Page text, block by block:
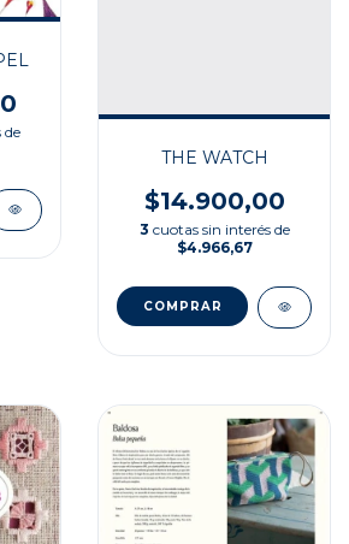
de
THE WATCH
$14.900,00
3 cuotas sin interés de
$4.966,67